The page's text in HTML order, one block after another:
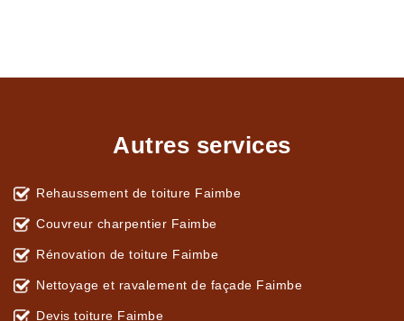
Autres services
Rehaussement de toiture Faimbe
Couvreur charpentier Faimbe
Rénovation de toiture Faimbe
Nettoyage et ravalement de façade Faimbe
Devis toiture Faimbe